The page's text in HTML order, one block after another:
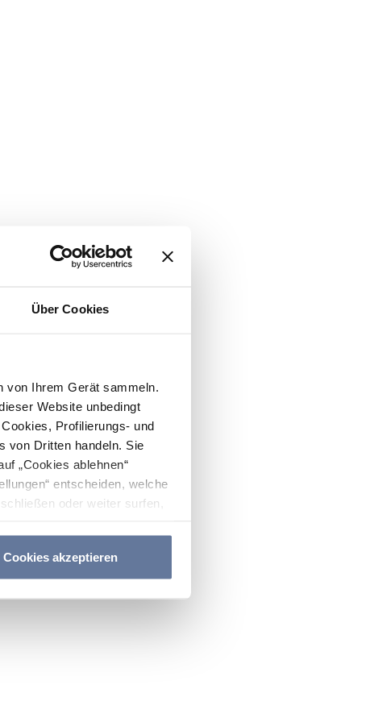
Über Cookies
von Ihrem Gerät sammeln.
Website unbedingt
Profilierungs- und
von Dritten handeln. Sie
„Cookies ablehnen“
entscheiden, welche
oder weiter surfen,
Cookies akzeptieren